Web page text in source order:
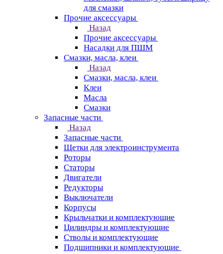
для смазки
Прочие аксессуары
Назад
Прочие аксессуары
Насадки для ПШМ
Смазки, масла, клеи
Назад
Смазки, масла, клеи
Клеи
Масла
Смазки
Запасные части
Назад
Запасные части
Щетки для электроинструмента
Роторы
Статоры
Двигатели
Редукторы
Выключатели
Корпусы
Крыльчатки и комплектующие
Цилиндры и комплектующие
Стволы и комплектующие
Подшипники и комплектующие